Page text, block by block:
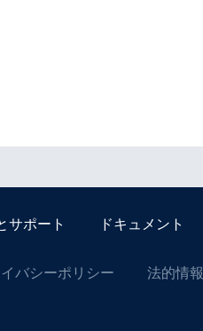
サポート ドキュメント
バシーポリシー 法的情報